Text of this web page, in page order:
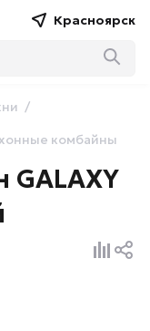
Красноярск
комбайны